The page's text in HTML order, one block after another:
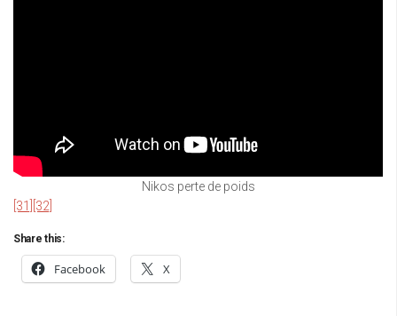
Nikos perte de poids
[31]
[32]
Share this:
Facebook X